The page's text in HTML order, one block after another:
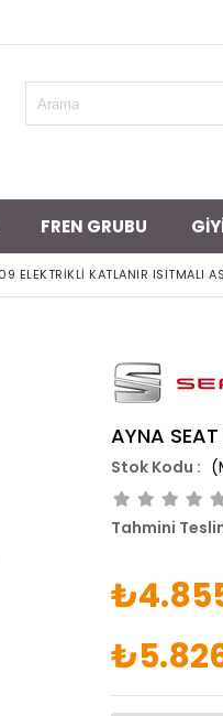
FREN GRUBU
KATLANIR ISITMALI
AYNA
Tahmini